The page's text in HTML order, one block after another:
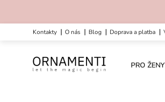
kontakty o nás blog doprava a platba
PRO ŽENY